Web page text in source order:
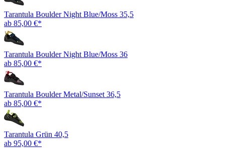
Tarantula Boulder Night Blue/Moss 35,5
ab 85,00 €*
Tarantula Boulder Night Blue/Moss 36
ab 85,00 €*
Tarantula Boulder Metal/Sunset 36,5
ab 85,00 €*
Tarantula Grün 40,5
ab 95,00 €*